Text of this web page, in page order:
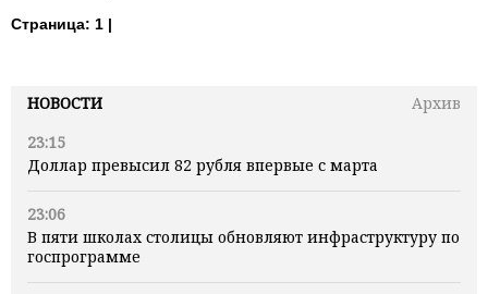
НОВОСТИ
Архив
23:15
Доллар превысил 82 рубля впервые с марта
23:06
В пяти школах столицы обновляют инфраструктуру по
госпрограмме
Страница: 1 |